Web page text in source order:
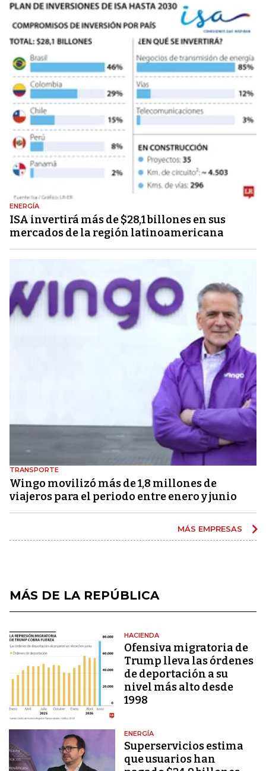
ENERGÍA
ISA invertirá más de $28,1 billones en sus
mercados de la región latinoamericana
TRANSPORTE
Wingo movilizó más de 1,8 millones de
viajeros para el periodo entre enero y junio
MÁS EMPRESAS
MÁS DE LA REPÚBLICA
HACIENDA
Ofensiva migratoria de
Trump lleva las órdenes
de deportación a su
nivel más alto desde
1998
ENERGÍA
Superservicios estima
que usuarios han